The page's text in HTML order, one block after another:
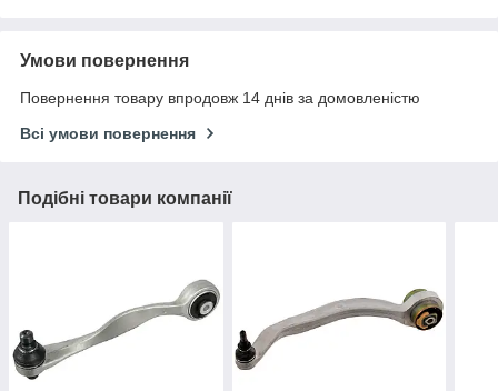
Умови повернення
Повернення товару впродовж 14 днів за домовленістю
Всі умови повернення
Подібні товари компанії